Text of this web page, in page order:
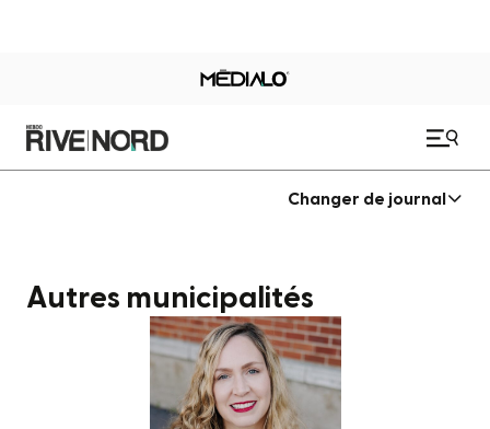
Changer de journal
Autres municipalités